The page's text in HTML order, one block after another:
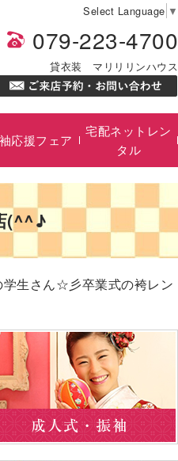
Select Language ▼
079-223-4700
貸衣装 マリリリンハウス
応援フェア
宅配ネットレン
タル
(^^♪
学生さん☆彡卒業式の袴レン